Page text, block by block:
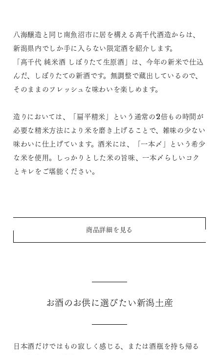
八海醸造と同じ南魚沼市に居を構える髙千代酒造からは、
新潟県内でしか手に入らない限定酒を紹介します。
「髙千代 純米酒 しぼりたて生原酒」は、今年の新米で仕込
んだ、しぼりたての新酒です。無調整で蔵出しているので、
そのままのフレッシュな味わいを楽しめます。
造りにおいては、「扁平精米」という通常の2倍もの時間が
必要な精米方法により米を磨き上げることで、雑味の少ない
味わいに仕上げています。酒米には、「一本〆」という希少
な米を使用。しっかりとした米の旨味、一本〆らしいコク
とキレをご堪能ください。
商品詳細を見る
お酒のお供に選びたい新潟土産
日本酒だけではもの寂しく感じる、または酒瓶を持ち帰る